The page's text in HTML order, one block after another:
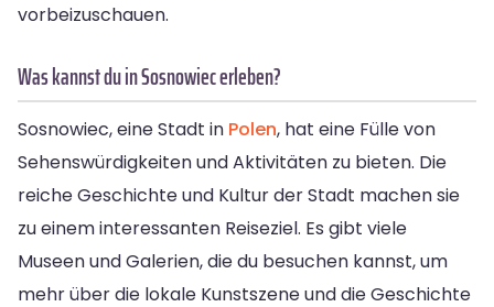
vorbeizuschauen.
Was kannst du in Sosnowiec erleben?
Sosnowiec, eine Stadt in Polen, hat eine Fülle von
Sehenswürdigkeiten und Aktivitäten zu bieten. Die
reiche Geschichte und Kultur der Stadt machen sie
zu einem interessanten Reiseziel. Es gibt viele
Museen und Galerien, die du besuchen kannst, um
mehr über die lokale Kunstszene und die Geschichte